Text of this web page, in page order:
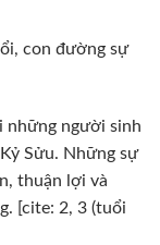
con đường sự
những người sinh
Sửu. Những sự
thuận lợi và
[cite: 2, 3 (tuổi